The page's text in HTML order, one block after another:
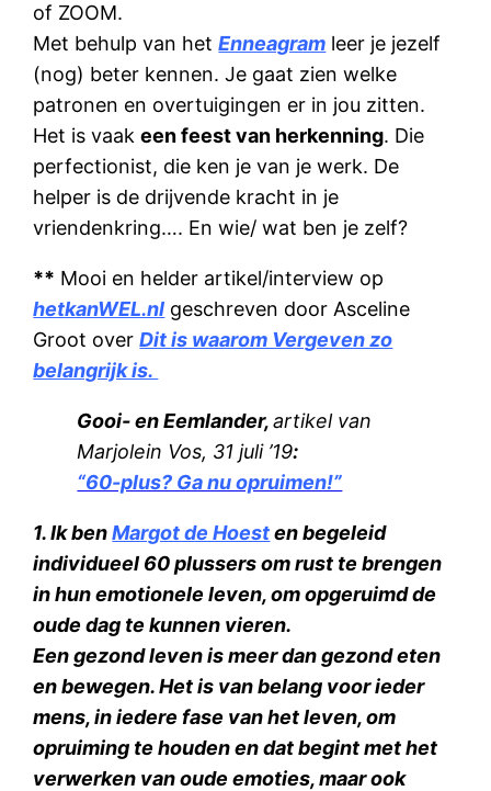
of ZOOM.
Met behulp van hetEnneagram leer je jezelf
(nog) beter kennen. Je gaat zien welke
patronen en overtuigingen er in jou zitten.
Het is vaakeen feest van herkenning. Die
perfectionist, die ken je van je werk. De
helper is de drijvende kracht in je
vriendenkring…. En wie/ wat ben je zelf?
** Mooi en helder artikel/interview op
hetkanWEL.nl geschreven door Asceline
Groot overDit is waarom Vergeven zo
belangrijk is.
Gooi- en Eemlander,artikel van
Marjolein Vos, 31 juli ’19:
“60-plus? Ga nu opruimen!”
1. Ik benMargot de Hoesten begeleid
individueel 60 plussers om rust te brengen
in hun emotionele leven, om opgeruimd de
oude dag te kunnen vieren.
Een gezond leven is meer dan gezond eten
en bewegen. Het is van belang voor ieder
mens, in iedere fase van het leven, om
opruiming te houden en dat begint met het
verwerken van oude emoties, maar ook